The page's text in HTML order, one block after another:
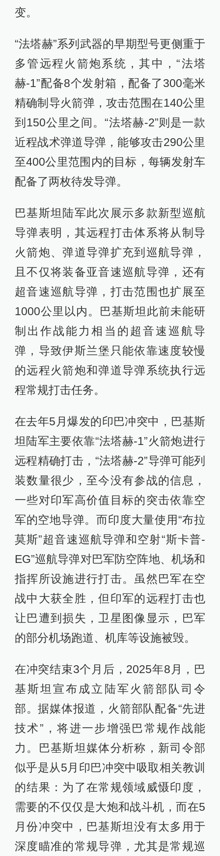
变。
“法塔赫”系列武器的早期型号更侧重于
多管远程火箭炮系统，其中，“法塔
赫-1”配备8个发射箱，配备了300毫米
精确制导火箭弹，攻击范围在140公里
到150公里之间。“法塔赫-2”则是一款
近程战术弹道导弹，能够攻击290公里
至400公里范围内的目标，每辆发射车
配备了两枚待发导弹。
巴基斯坦陆军此次展示多款新型巡航
导弹表明，其远程打击体系将从制导
火箭炮、弹道导弹扩充到巡航导弹，
且不仅将装备亚音速巡航导弹，还有
超音速巡航导弹，打击范围也扩展至
1000公里以内。巴基斯坦此前未能研
制出作战能力相当的超音速巡航导
弹，导致伊斯兰堡只能依靠速度较慢
的远程火箭炮和弹道导弹系统执行远
程常规打击任务。
在去年5月爆发的印巴冲突中，巴基斯
坦陆军主要依靠“法塔赫-1”火箭炮进行
远程精确打击，“法塔赫-2”导弹可能列
装数量很少，至今没有参战的信息，
一些对印军高价值目标的突击依靠空
军的空地导弹。而印度大量使用“布拉
莫斯”超音速巡航导弹和空射“斯卡普-
EG”巡航导弹对巴军防空阵地、机场和
指挥所设施进行打击。虽然巴军在空
战中大获全胜，但印军的远程打击也
让巴遭到损失，卫星图像显示，巴军
的部分机场跑道、机库等设施被毁。
在冲突结束3个月后，2025年8月，巴
基斯坦宣布成立陆军火箭部队司令
部。据媒体报道，火箭部队配备“先进
技术”，将进一步增强巴常规作战能
力。巴基斯坦媒体分析称，新司令部
似乎是从5月印巴冲突中吸取相关教训
的结果：为了在常规领域威慑印度，
需要的不仅仅是大炮和战斗机，而在5
月份冲突中，巴基斯坦没有太多用于
深度瞄准的常规导弹，尤其是常规巡